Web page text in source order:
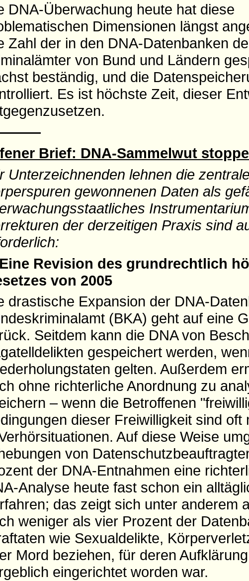
DNA-Überwachung heute hat diese
Dimensionen längst
Zahl der in den DNA-Datenbanken
von Bund und Ländern
beständig, und die
Es ist höchste Zeit, dieser
Brief: DNA-Sammelwut
Unterzeichnenden lehnen die
gewonnenen Daten als
der derzeitigen Praxis sind
Revision des grundrechtlich
von 2005
drastische Expansion der DNA-
(BKA) geht auf eine
Seitdem kann die DNA von
gespeichert werden,
gelten. Außerdem
ohne richterliche Anordnung zu
– wenn die Betroffenen
dieser Freiwilligkeit sind
Auf diese Weise
von
der DNA-Entnahmen eine
Analyse heute fast schon ein
das zeigt sich unter anderem
weniger als vier Prozent der
wie Sexualdelikte,
Mord beziehen, für deren
eingerichtet worden war.